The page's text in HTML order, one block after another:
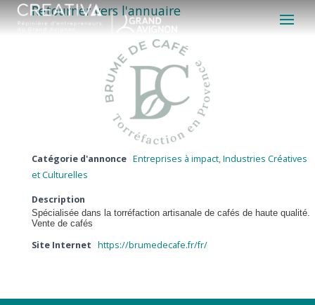
Retourner vers l'annuaire
Catégorie d'annonce Entreprises à impact,Industries Créatives
et Culturelles
Description
Spécialisée dans la torréfaction artisanale de cafés de haute qualité.
Vente de cafés
Site Internet https://brumedecafe.fr/fr/